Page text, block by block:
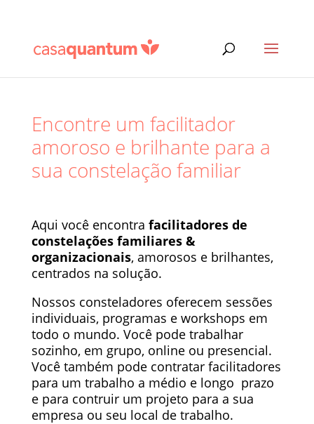
Encontre um facilitador
amoroso e brilhante para a
sua constelação familiar
Aqui você encontra facilitadores de
constelações familiares &
organizacionais, amorosos e brilhantes,
centrados na solução.
Nossos consteladores oferecem sessões
individuais, programas e workshops em
todo o mundo. Você pode trabalhar
sozinho, em grupo, online ou presencial.
Você também pode contratar facilitadores
para um trabalho a médio e longo prazo
e para contruir um projeto para a sua
empresa ou seu local de trabalho.